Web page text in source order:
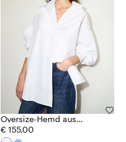
Oversize-Hemd aus
Popeline
€ 155,00